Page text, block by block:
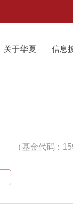
关于华夏 信息
（基金代码：